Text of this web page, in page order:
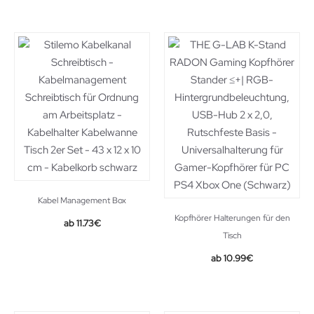
Kabel Management Box
Original
11.73€Current
Kopfhörer Halterungen für den
Tisch
10.99€